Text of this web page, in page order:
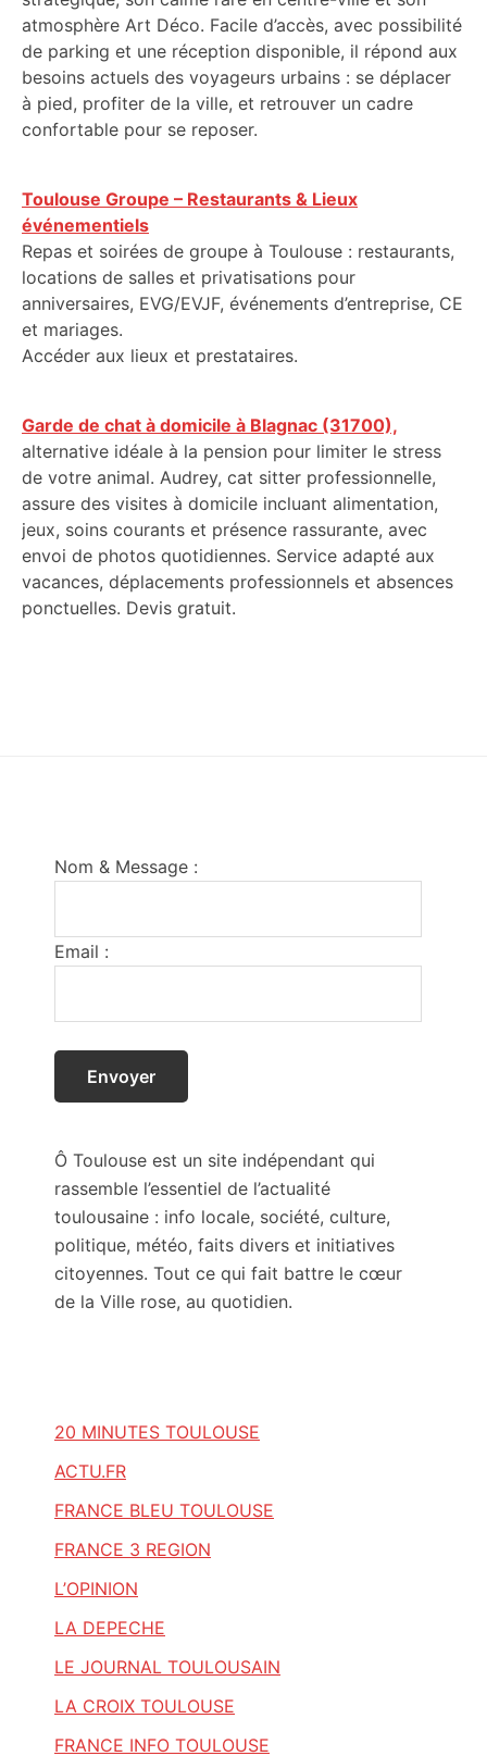
atmosphère Art Déco. Facile d’accès, avec possibilité
de parking et une réception disponible, il répond aux
besoins actuels des voyageurs urbains : se déplacer
à pied, profiter de la ville, et retrouver un cadre
confortable pour se reposer.
Toulouse Groupe – Restaurants & Lieux
événementiels
Repas et soirées de groupe à Toulouse : restaurants,
locations de salles et privatisations pour
anniversaires, EVG/EVJF, événements d’entreprise, CE
et mariages.
Accéder aux lieux et prestataires.
Garde de chat à domicile à Blagnac (31700),
alternative idéale à la pension pour limiter le stress
de votre animal. Audrey, cat sitter professionnelle,
assure des visites à domicile incluant alimentation,
jeux, soins courants et présence rassurante, avec
envoi de photos quotidiennes. Service adapté aux
vacances, déplacements professionnels et absences
ponctuelles. Devis gratuit.
Nom & Message :
Email :
Ô Toulouse est un site indépendant qui
rassemble l’essentiel de l’actualité
toulousaine : info locale, société, culture,
politique, météo, faits divers et initiatives
citoyennes. Tout ce qui fait battre le cœur
de la Ville rose, au quotidien.
20 MINUTES TOULOUSE
ACTU.FR
FRANCE BLEU TOULOUSE
FRANCE 3 REGION
L’OPINION
LA DEPECHE
LE JOURNAL TOULOUSAIN
LA CROIX TOULOUSE
FRANCE INFO TOULOUSE